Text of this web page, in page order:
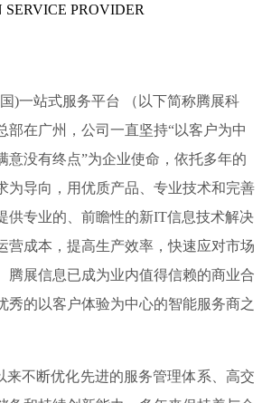
PROVIDER
一站式服务平台 （以下简称腾展科
部在广州，公司一直坚持“以客户为中
意没有终点”为企业使命，依托多年的
为导向，用优质产品、专业技术和完善
供专业的、前瞻性的新IT信息技术解决
营成本，提高生产效率，快速应对市场
腾展信息已成为业内值得信赖的商业合
秀的以客户体验为中心的智能服务商之
不断优化先进的服务管理体系、高交